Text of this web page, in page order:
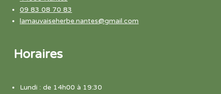
09 83 08 70 83
lamauvaiseherbe.nantes@gmail.com
Horaires
Lundi : de 14h00 à 19:30